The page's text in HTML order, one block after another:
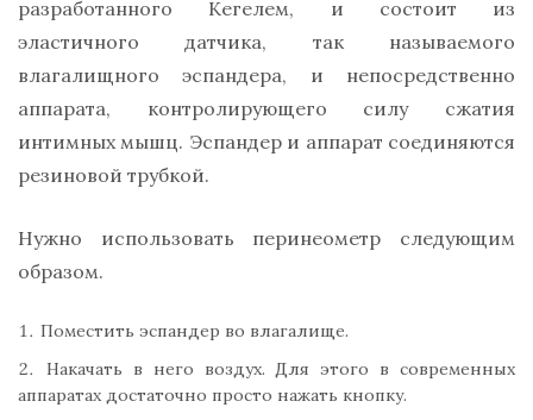
разработанного Кегелем, и состоит из
эластичного датчика, так называемого
влагалищного эспандера, и непосредственно
аппарата, контролирующего силу сжатия
интимных мышц. Эспандер и аппарат соединяются
резиновой трубкой.
Нужно использовать перинеометр следующим
образом.
Поместить эспандер во влагалище.
Накачать в него воздух. Для этого в современных
аппаратах достаточно просто нажать кнопку.